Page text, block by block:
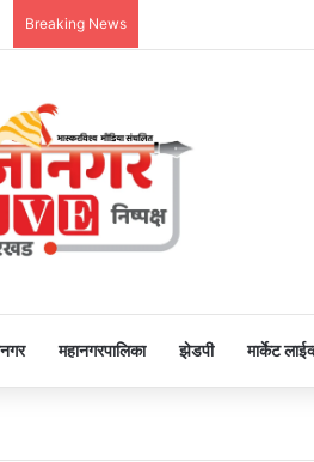
Breaking News
महानगरपालिका झेडपी मार्केट